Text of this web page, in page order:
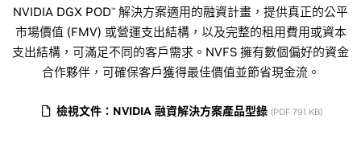
NVIDIA DGX POD™ 解決方案適用的融資計畫，提供真正的公平
市場價值 (FMV) 或營運支出結構，以及完整的租用費用或資本
支出結構，可滿足不同的客戶需求。NVFS 擁有數個偏好的資金
合作夥伴，可確保客戶獲得最佳價值並節省現金流。
檢視文件：NVIDIA 融資解決方案產品型錄 (PDF 791 KB)